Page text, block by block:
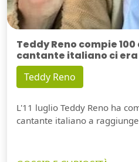
Teddy Reno compie
cantante italiano ci
Teddy Reno
L'11 luglio Teddy Reno ha
cantante italiano a